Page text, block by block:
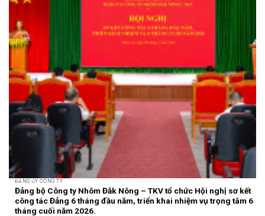
ĐẢNG ỦY CÔNG TY
Đảng bộ Công ty Nhôm Đắk Nông – TKV tổ chức Hội nghị sơ kết
công tác Đảng 6 tháng đầu năm, triển khai nhiệm vụ trọng tâm 6
tháng cuối năm 2026.